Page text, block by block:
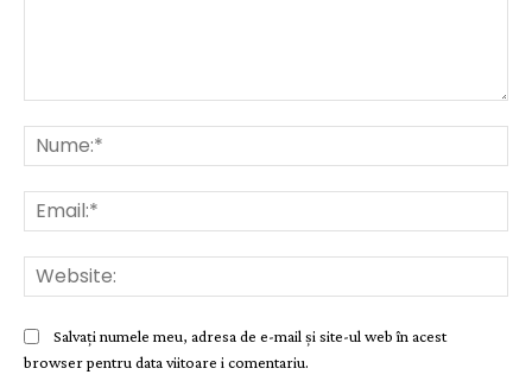
Salvați numele meu, adresa de e-mail și site-ul web în acest
browser pentru data viitoare i comentariu.